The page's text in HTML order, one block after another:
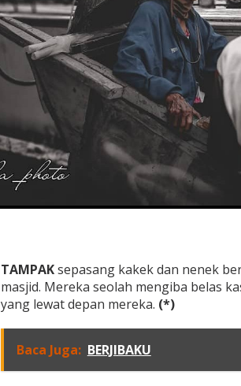
TAMPAKsepasang kakek dan nenek
masjid. Mereka seolah mengiba belas
yang lewat depan mereka. (*)
Baca Juga: BERJIBAKU